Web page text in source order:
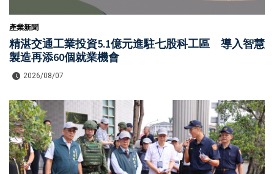
產業新聞
精湛交通工業投資5.1億元進駐七股科工區 導入智慧
製造再添60個就業機會
2026/08/07